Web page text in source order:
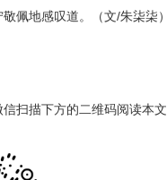
佩地感叹道。（文/朱柒柒）
信扫描下方的二维码阅读本文